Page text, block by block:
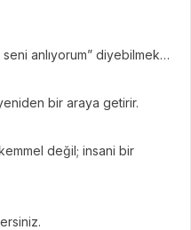
anlıyorum” diyebilmek…
bir araya getirir.
değil; insani bir